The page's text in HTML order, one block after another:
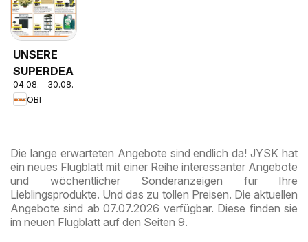
UNSERE
SUPERDEALS!
04.08. - 30.08.2026
OBI
Die lange erwarteten Angebote sind endlich da! JYSK hat
ein neues Flugblatt mit einer Reihe interessanter Angebote
und wöchentlicher Sonderanzeigen für Ihre
Lieblingsprodukte. Und das zu tollen Preisen. Die aktuellen
Angebote sind ab 07.07.2026 verfügbar. Diese finden sie
im neuen Flugblatt auf den Seiten 9.